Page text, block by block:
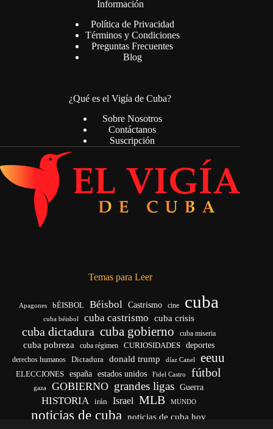
Información
Política de Privacidad
Términos y Condiciones
Preguntas Frecuentes
Blog
¿Qué es el Vigía de Cuba?
Sobre Nosotros
Contáctanos
Suscripción
Temas para Leer
Apagones bÉISBOL Béisbol Castrismo cine cuba
cuba béisbol cuba castrismo cuba crisis
cuba dictadura cuba gobierno cuba miseria
cuba pobreza cuba régimen CURIOSIDADES deportes
derechos humanos Dictadura donald trump díaz Canel eeuu
ELECCIONES españa estados unidos Fidel Castro fútbol
gaza GOBIERNO grandes ligas Guerra
HISTORIA irán Israel MLB MUNDO
noticias de cuba
noticias de cuba hoy